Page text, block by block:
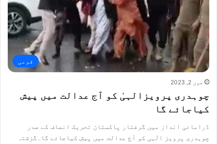
قومی
جون 2, 2023
چوہدری پرویزالہیٰ کو آج عدالت میں پیش
کیاجائے گا
ڈرامائی انداز میں گرفتار پاکستان تحریک انصاف کے صدر
چوہدری پرویز الٰہی کو آج عدالت میں پیش کیاجائے گا۔گزشتہ